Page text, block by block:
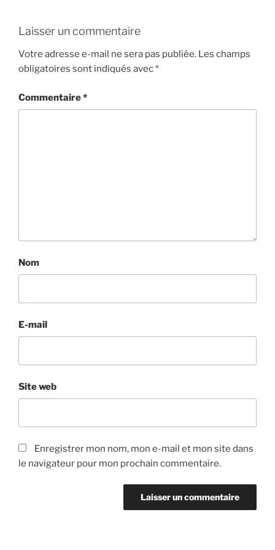
Laisser un commentaire
Votre adresse e-mail ne sera pas publiée. Les champs
obligatoires sont indiqués avec*
Commentaire*
Nom
E-mail
Site web
Enregistrer mon nom, mon e-mail et mon site dans
le navigateur pour mon prochain commentaire.